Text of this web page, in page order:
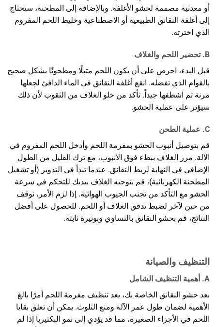
أو معدنية مصممة لحشو الأغلفة. وبالإضافة إلى المطحنة، ستحتاج
إلى أغلفة النقانق الطبيعية أو الاصطناعية وخليط اللحم المفروم
الذي اخترته.
B. تحضير اللحم والغلاف
قبل البدء، احرص على أن يكون اللحم متبلًا ومطحونًا بشكل صحيح
بالقوام الذي تفضله. انقع أغلفة النقانق في الماء الدافئ لجعلها
مرنة ثم اشطفها جيداً. تأكد من خلو الغلاف من الثقوب لأن ذلك
سيؤثر على عملية الحشو.
C. عملية الطحن
قم بتوصيل أنبوب الحشو بمفرمة اللحم وأدخل اللحم المفروم في
الآلة. مرر الغلاف ببطء فوق الأنبوب، مع ترك القليل من الطول
الإضافي في النهاية لربط النقانق. عندما تبدأ في التدوير (أو تشغيل
المطحنة الكهربائية)، قم بتوجيه الغلاف بيديك للتحكم في سرعة
الحشو مع التأكد من تجنب الجيوب الهوائية. إذا لزم الأمر، توقف
من حين لآخر لضبط تدفق الغلاف أو اللحم. للحصول على أفضل
النتائج، قم بحشو النقانق بالتساوي وبوتيرة ثابتة.
التنظيف والصيانة
A. أهمية التنظيف الشامل
بعد حشو النقانق الخاصة بك، يعد تنظيف مفرمة اللحم أمرًا بالغ
الأهمية لضمان طول عمر الآلة ومنع التلوث. يمكن أن تعلق بقايا
اللحم في الأجزاء الصغيرة، مما قد يؤدي إلى نمو البكتيريا إذا لم